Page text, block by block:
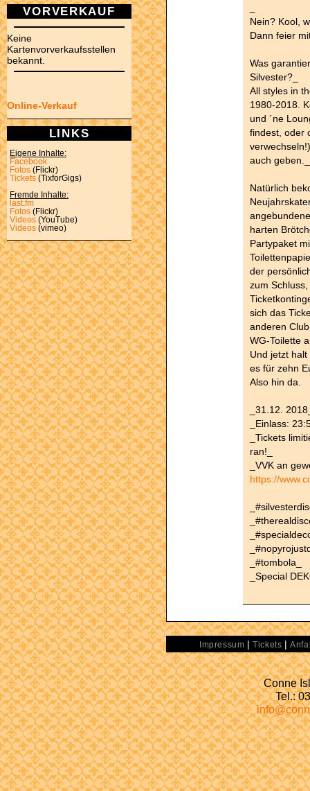
VORVERKAUF
Keine
Kartenvorverkaufsstellen
bekannt.
Online-Verkauf
LINKS
Eigene Inhalte:
Facebook
Fotos (Flickr)
Tickets (TixforGigs)
Fremde Inhalte:
last.fm
Fotos (Flickr)
Videos (YouTube)
Videos (vimeo)
Nein? Kool,
Dann feier
Was
Silvester?_
All styles in
1980-2018.
und ´ne
findest, oder
auch geben._
Natürlich
harten
Partypaket
der
zum
sich das
anderen
WG-Toilette
Und jetzt
es für zehn
Also hin da.
_31.12.
_Einlass:
_Tickets
ran!_
_VVK an
https://
_#tombola_
_Special
Impressum |Tickets |
Conne
Tel.: